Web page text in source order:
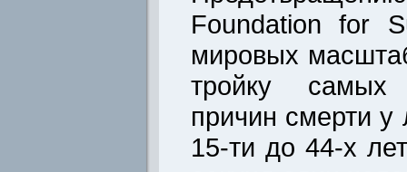
Foundation for
мировых
тройку самых
причин смерти у
15-ти до 44-х